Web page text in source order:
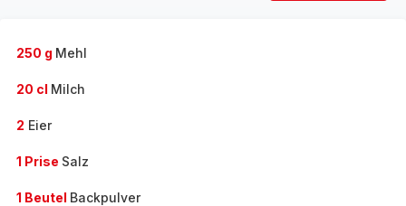
250 g Mehl
20 cl Milch
2 Eier
1 Prise Salz
1 Beutel Backpulver